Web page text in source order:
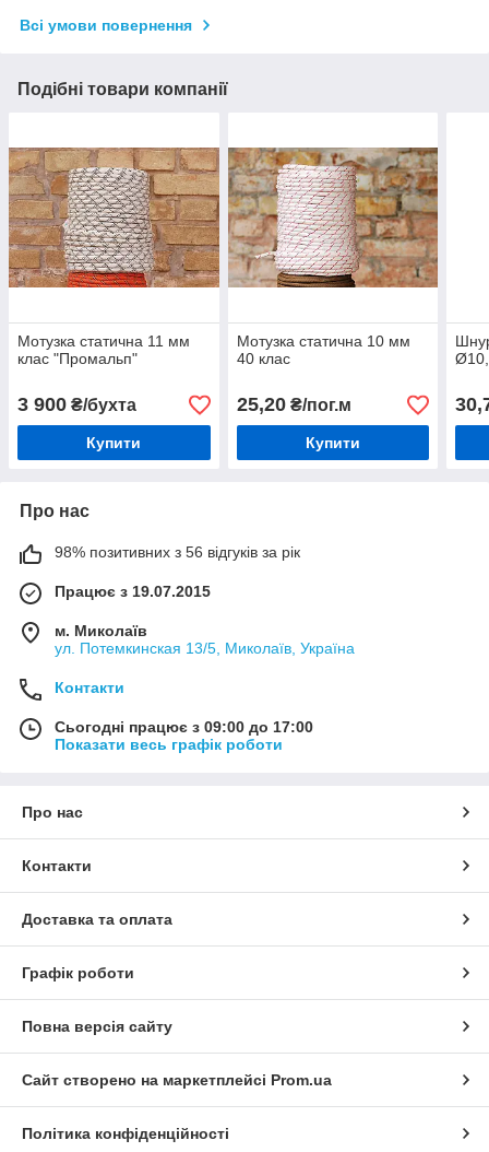
Всі умови повернення
Подібні товари компанії
Мотузка статична 11 мм
клас "Промальп"
3 900 ₴/бухта
Купити
Мотузка статична 10 мм
40 клас
25,20₴/пог.м
Купити
Про нас
98% позитивних з 56 відгуків за рік
Працює з 19.07.2015
м. Миколаїв
ул. Потемкинская 13/5, Миколаїв, Україна
Контакти
Сьогодні працює з 09:00 до 17:00
Показати весь графік роботи
Про нас
Контакти
Доставка та оплата
Графік роботи
Повна версія сайту
Сайт створено на маркетплейсі Prom.ua
Політика конфіденційності